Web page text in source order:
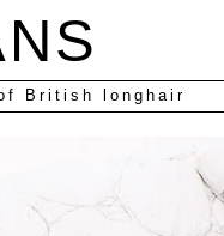
British longhair